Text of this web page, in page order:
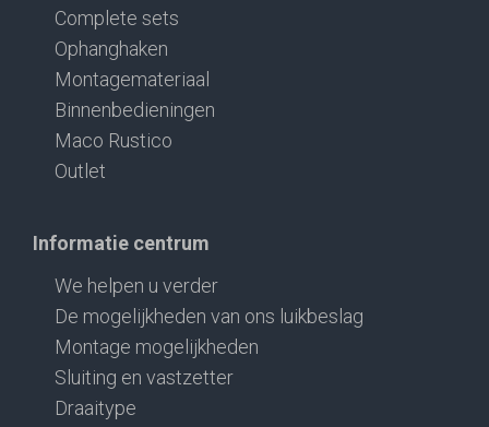
Complete sets
Ophanghaken
Montagemateriaal
Binnenbedieningen
Maco Rustico
Outlet
Informatie centrum
We helpen u verder
De mogelijkheden van ons luikbeslag
Montage mogelijkheden
Sluiting en vastzetter
Draaitype